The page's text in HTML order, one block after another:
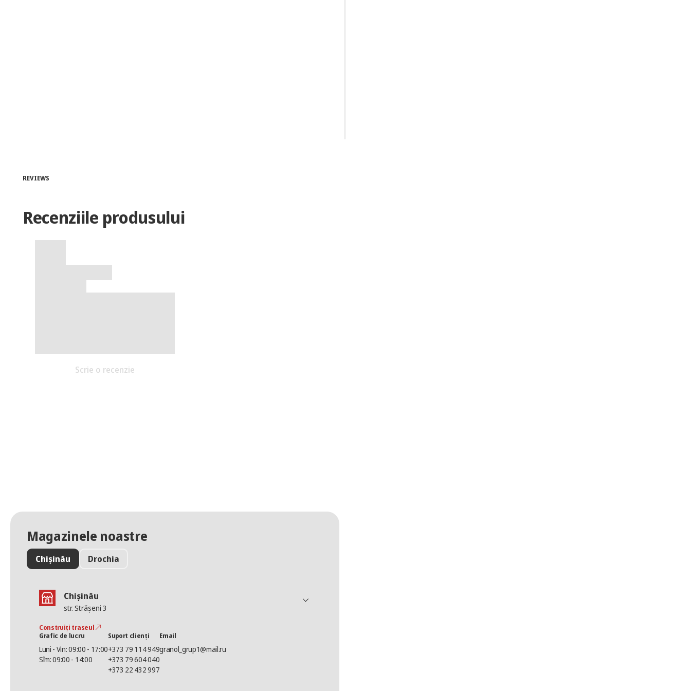
REVIEWS
Recenziile produsului
Scrie o recenzie
Magazinele noastre
Chișinău Drochia
Chișinău
str. Strășeni 3
Construiți traseul
Grafic de lucru
Luni - Vin: 09:00 - 17:00
Sîm: 09:00 - 14:00
Suport clienți
+373 79 114 949
+373 79 604 040
+373 22 432 997
Email
granol_grup1@mail.ru